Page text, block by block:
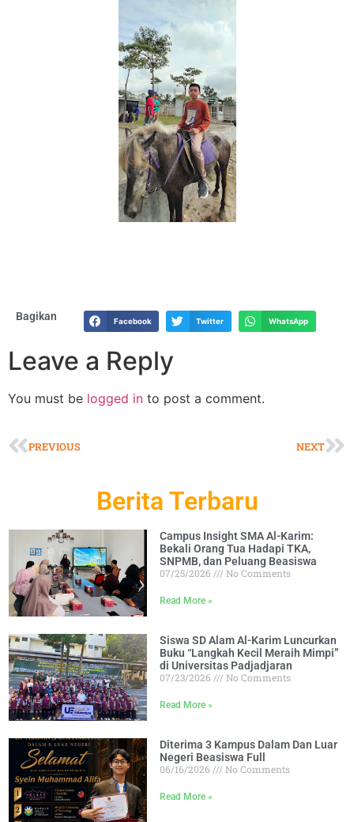
Bagikan Facebook Twitter WhatsApp
Leave a Reply
You must be logged in to post a comment.
PREVIOUS NEXT
Berita Terbaru
Campus Insight SMA Al-Karim:
Bekali Orang Tua Hadapi TKA,
SNPMB, dan Peluang Beasiswa
07/25/2026
No Comments
Read More »
Siswa SD Alam Al-Karim Luncurkan
Buku “Langkah Kecil Meraih Mimpi”
di Universitas Padjadjaran
07/23/2026
No Comments
Read More »
Diterima 3 Kampus Dalam Dan Luar
Negeri Beasiswa Full
06/16/2026
No Comments
Read More »